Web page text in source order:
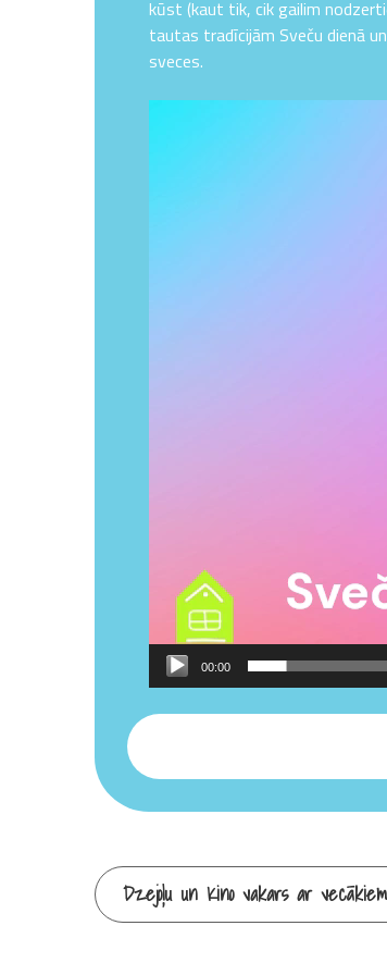
kūst (kaut tik, cik gailim
tautas tradīcijām Sveču dienā
sveces.
00:00
Continue
Dzejoļu un Kino vakars ar vecākiem